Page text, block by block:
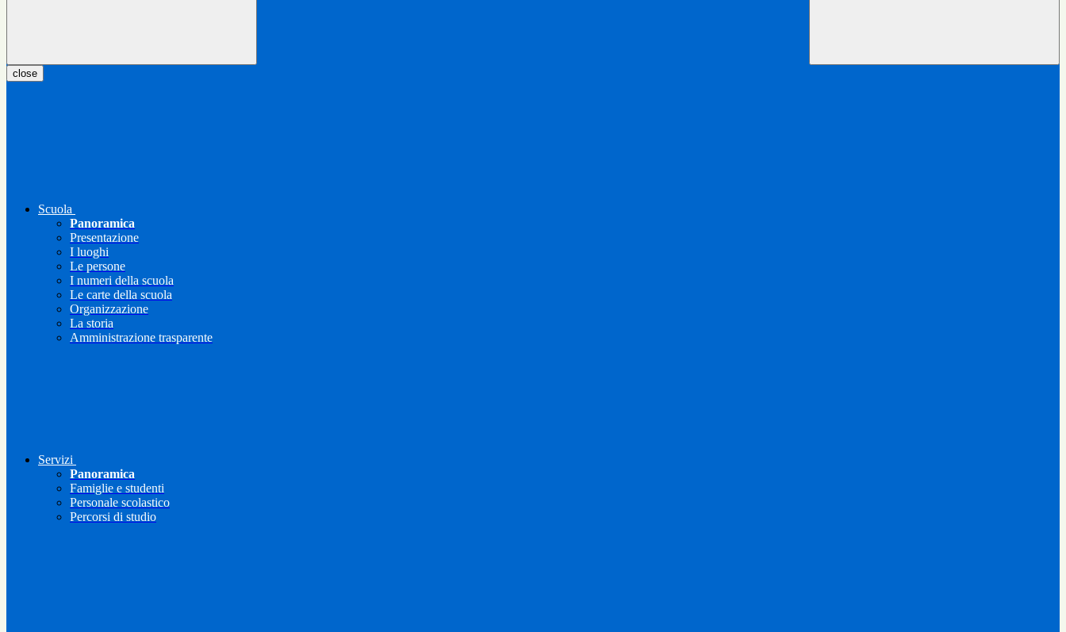
close
Scuola
Panoramica
Presentazione
I luoghi
Le persone
I numeri della scuola
Le carte della scuola
Organizzazione
La storia
Amministrazione trasparente
Servizi
Panoramica
Famiglie e studenti
Personale scolastico
Percorsi di studio